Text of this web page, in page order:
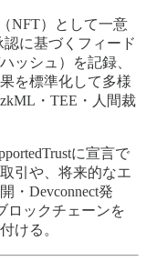
NFT）として一意
認に基づくフィード
ッシュ）を記録、
を標準化して多様
・TEE・人間裁
に宣言で
引や、将来的なエ
・Devconnect発
ロックチェーンを
ける。